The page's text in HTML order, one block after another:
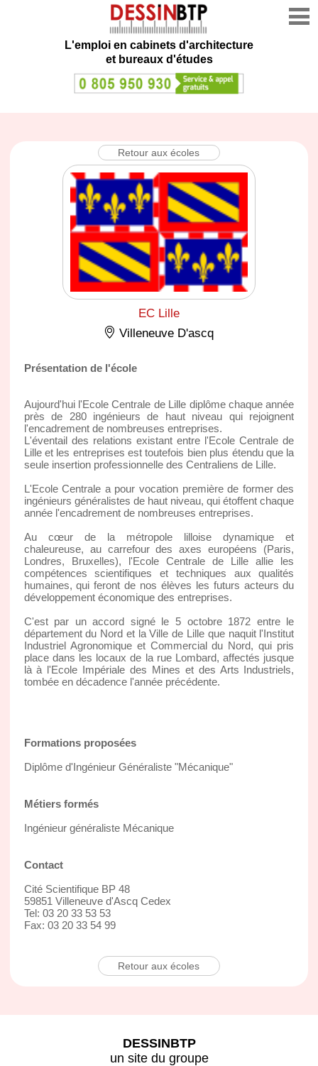
L'emploi en cabinets d'architecture
et bureaux d'études
Retour aux écoles
EC Lille
Villeneuve D'ascq
Présentation de l'école
Aujourd'hui l'Ecole Centrale de Lille diplôme chaque année
près de 280 ingénieurs de haut niveau qui rejoignent
l'encadrement de nombreuses entreprises.
L'éventail des relations existant entre l'Ecole Centrale de
Lille et les entreprises est toutefois bien plus étendu que la
seule insertion professionnelle des Centraliens de Lille.
L'Ecole Centrale a pour vocation première de former des
ingénieurs généralistes de haut niveau, qui étoffent chaque
année l'encadrement de nombreuses entreprises.
Au cœur de la métropole lilloise dynamique et
chaleureuse, au carrefour des axes européens (Paris,
Londres, Bruxelles), l'Ecole Centrale de Lille allie les
compétences scientifiques et techniques aux qualités
humaines, qui feront de nos élèves les futurs acteurs du
développement économique des entreprises.
C'est par un accord signé le 5 octobre 1872 entre le
département du Nord et la Ville de Lille que naquit l'Institut
Industriel Agronomique et Commercial du Nord, qui pris
place dans les locaux de la rue Lombard, affectés jusque
là à l'Ecole Impériale des Mines et des Arts Industriels,
tombée en décadence l'année précédente.
Formations proposées
Diplôme d'Ingénieur Généraliste "Mécanique"
Métiers formés
Ingénieur généraliste Mécanique
Contact
Cité Scientifique BP 48
59851 Villeneuve d'Ascq Cedex
Tel: 03 20 33 53 53
Fax: 03 20 33 54 99
Retour aux écoles
DESSINBTP
un site du groupe